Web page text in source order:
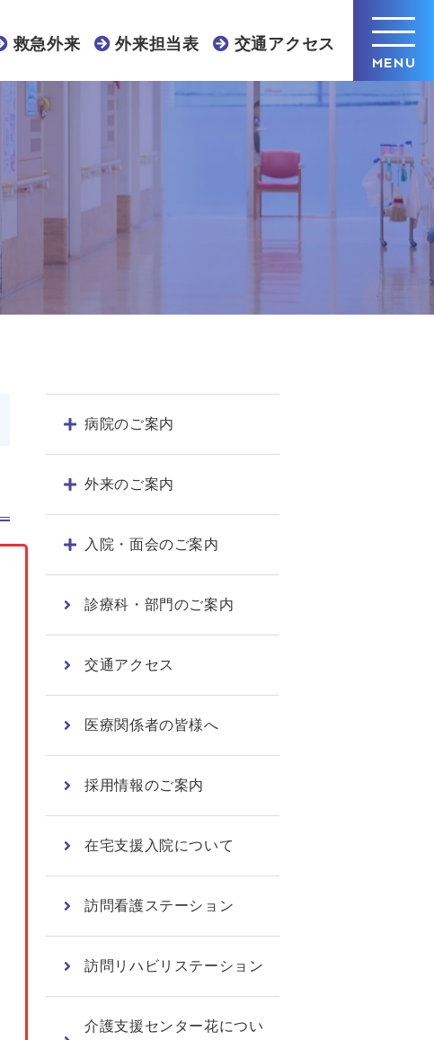
救急外来 外来担当表 交通アクセス
MENU
病院のご案内
外来のご案内
入院・面会のご案内
診療科・部門のご案内
交通アクセス
医療関係者の皆様へ
採用情報のご案内
在宅支援入院について
訪問看護ステーション
訪問リハビリステーション
介護支援センター花につい